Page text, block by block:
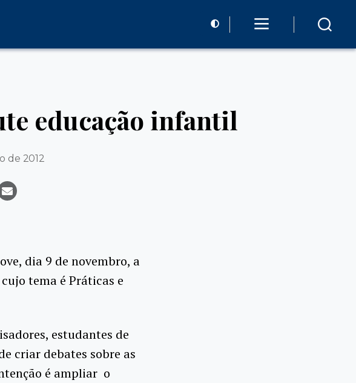
educação infantil
de 2012
dia 9 de novembro, a
tema é Práticas e
estudantes de
criar debates sobre as
é ampliar o